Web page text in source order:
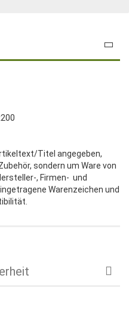
Titel angegeben,
sondern um Ware von
, Firmen- und
Warenzeichen und